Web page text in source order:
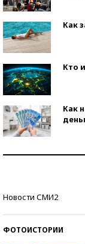
Как
Кто
Как
Новости СМИ2
ФОТОИСТОРИИ